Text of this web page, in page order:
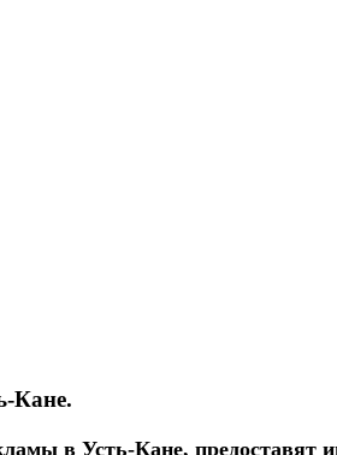
Кане.
в Усть-Кане, предоставят